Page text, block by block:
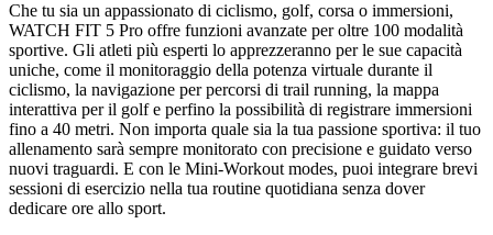
Che tu sia un appassionato di ciclismo, golf, corsa o immersioni,
WATCH FIT 5 Pro offre funzioni avanzate per oltre 100 modalità
sportive. Gli atleti più esperti lo apprezzeranno per le sue capacità
uniche, come il monitoraggio della potenza virtuale durante il
ciclismo, la navigazione per percorsi di trail running, la mappa
interattiva per il golf e perfino la possibilità di registrare immersioni
fino a 40 metri. Non importa quale sia la tua passione sportiva: il tuo
allenamento sarà sempre monitorato con precisione e guidato verso
nuovi traguardi. E con le Mini-Workout modes, puoi integrare brevi
sessioni di esercizio nella tua routine quotidiana senza dover
dedicare ore allo sport.